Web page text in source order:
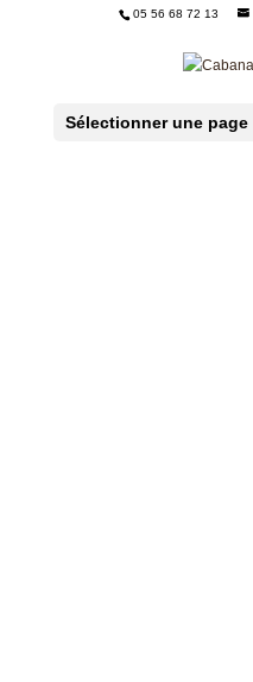
05 56 68 72 13
Sélectionner une page